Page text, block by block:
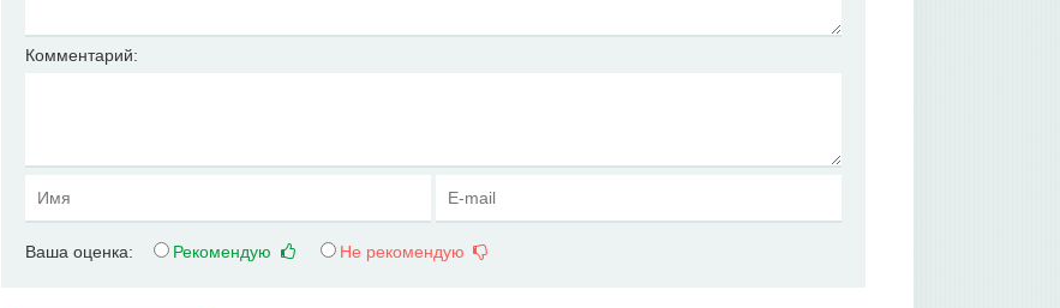
Комментарий:
Ваша оценка: Рекомендую Не рекомендую